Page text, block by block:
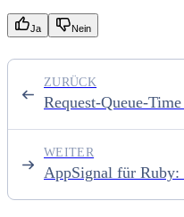
Ja Nein
Request-Queue-
ZURÜCK
AppSignal für Ruby:
WEITER